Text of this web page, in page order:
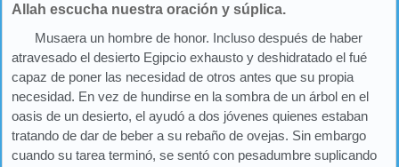
Allah escucha nuestra oración y súplica.
Musaera un hombre de honor. Incluso después de haber
atravesado el desierto Egipcio exhausto y deshidratado el fué
capaz de poner las necesidad de otros antes que su propia
necesidad. En vez de hundirse en la sombra de un árbol en el
oasis de un desierto, el ayudó a dos jóvenes quienes estaban
tratando de dar de beber a su rebaño de ovejas. Sin embargo
cuando su tarea terminó, se sentó con pesadumbre suplicando